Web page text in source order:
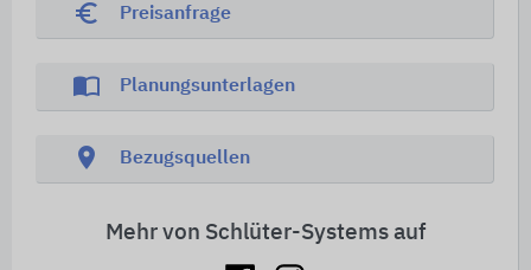
euro_symbol Preisanfrage
import_contacts Planungsunterlagen
location_on Bezugsquellen
Mehr von Schlüter-Systems auf